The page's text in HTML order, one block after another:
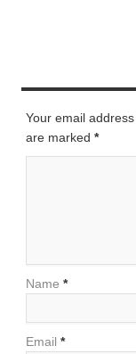
Your email
are marked *
Name *
Email *